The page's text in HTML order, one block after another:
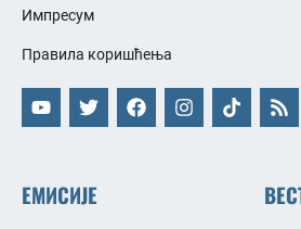
Импресум
Правила коришћења
ЕМИСИЈЕ